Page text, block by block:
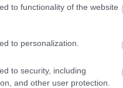
to functionality of the website
to personalization.
to security, including
and other user protection.